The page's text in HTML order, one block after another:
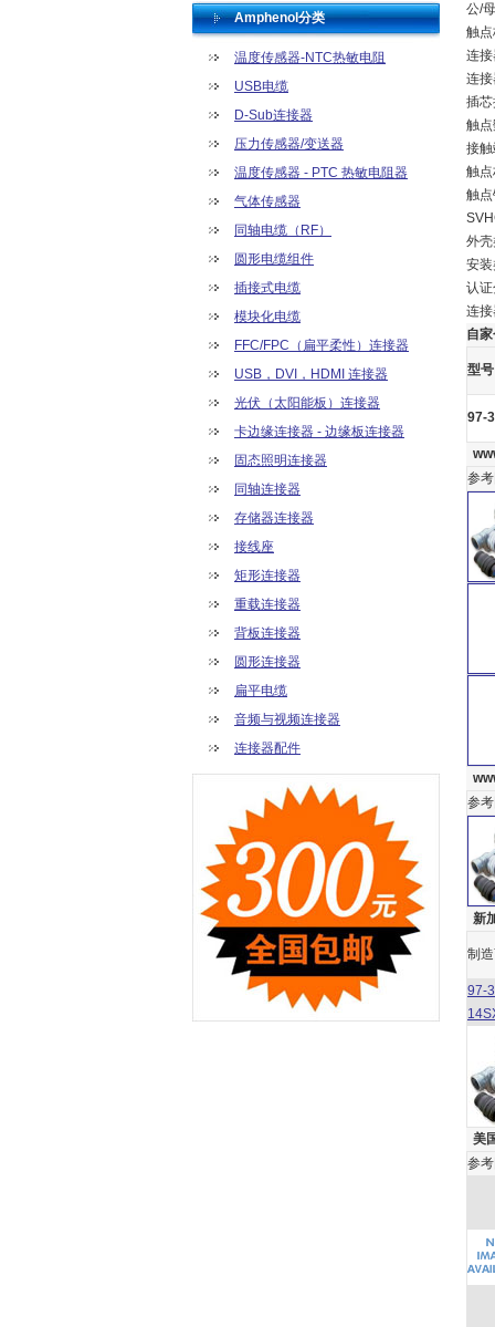
Amphenol分类
温度传感器-NTC热敏电阻
USB电缆
D-Sub连接器
压力传感器/变送器
温度传感器 - PTC 热敏电阻器
气体传感器
同轴电缆（RF）
圆形电缆组件
插接式电缆
模块化电缆
FFC/FPC（扁平柔性）连接器
USB，DVI，HDMI 连接器
光伏（太阳能板）连接器
卡边缘连接器 - 边缘板连接器
固态照明连接器
同轴连接器
存储器连接器
接线座
矩形连接器
重载连接器
背板连接器
圆形连接器
扁平电缆
音频与视频连接器
连接器配件
公/
触
连
连
插
触
接
触
触
外
安
认
连
自
型号
97-
参
参
新
制
97-
美
参